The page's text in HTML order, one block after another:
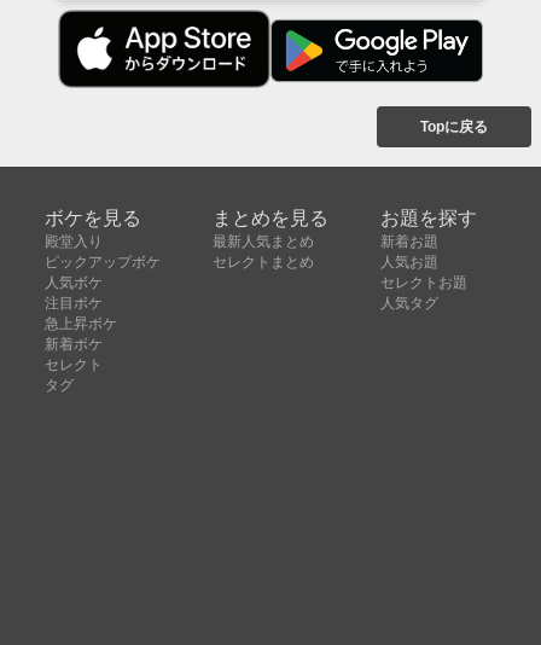
Topに戻る
ボケを見る
殿堂入り
ピックアップボケ
人気ボケ
注目ボケ
急上昇ボケ
新着ボケ
セレクト
タグ
まとめを見る
最新人気まとめ
セレクトまとめ
お題を探す
新着お題
人気お題
セレクトお題
人気タグ